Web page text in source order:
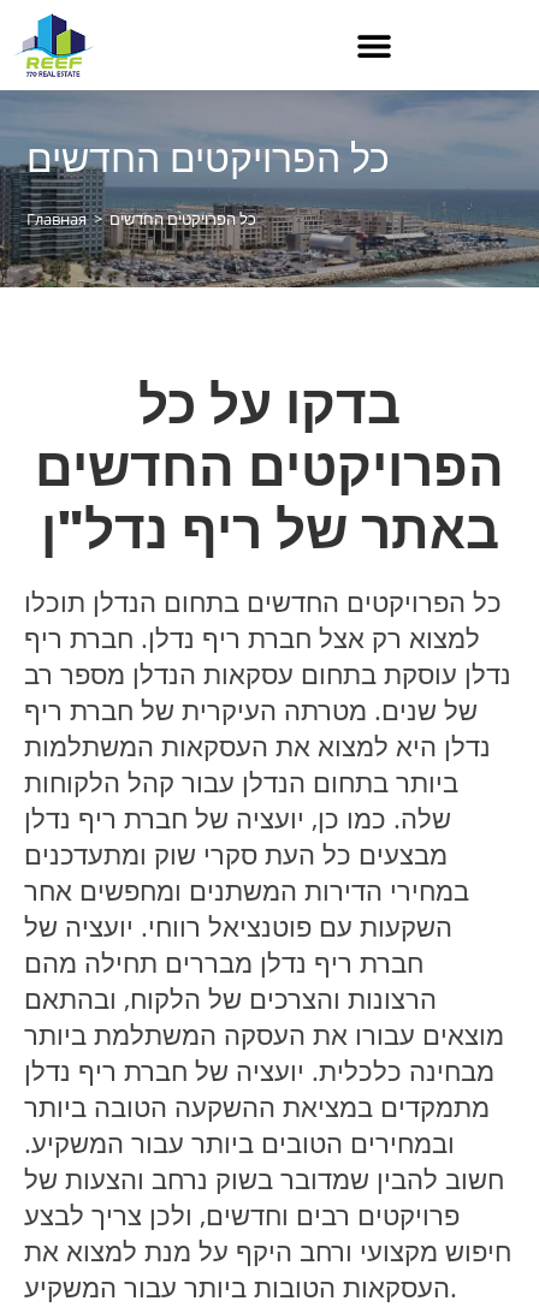
כל הפרויקטים החדשים
Главная > כל הפרויקטים החדשים
בדקו על כל
הפרויקטים החדשים
באתר של ריף נדל"ן
כל הפרויקטים החדשים בתחום הנדלן תוכלו
למצוא רק אצל חברת ריף נדלן. חברת ריף
נדלן עוסקת בתחום עסקאות הנדלן מספר רב
של שנים. מטרתה העיקרית של חברת ריף
נדלן היא למצוא את העסקאות המשתלמות
ביותר בתחום הנדלן עבור קהל הלקוחות
שלה. כמו כן, יועציה של חברת ריף נדלן
מבצעים כל העת סקרי שוק ומתעדכנים
במחירי הדירות המשתנים ומחפשים אחר
השקעות עם פוטנציאל רווחי. יועציה של
חברת ריף נדלן מבררים תחילה מהם
הרצונות והצרכים של הלקוח, ובהתאם
מוצאים עבורו את העסקה המשתלמת ביותר
מבחינה כלכלית. יועציה של חברת ריף נדלן
מתמקדים במציאת ההשקעה הטובה ביותר
ובמחירים הטובים ביותר עבור המשקיע.
חשוב להבין שמדובר בשוק נרחב והצעות של
פרויקטים רבים וחדשים, ולכן צריך לבצע
חיפוש מקצועי ורחב היקף על מנת למצוא את
העסקאות הטובות ביותר עבור המשקיע.